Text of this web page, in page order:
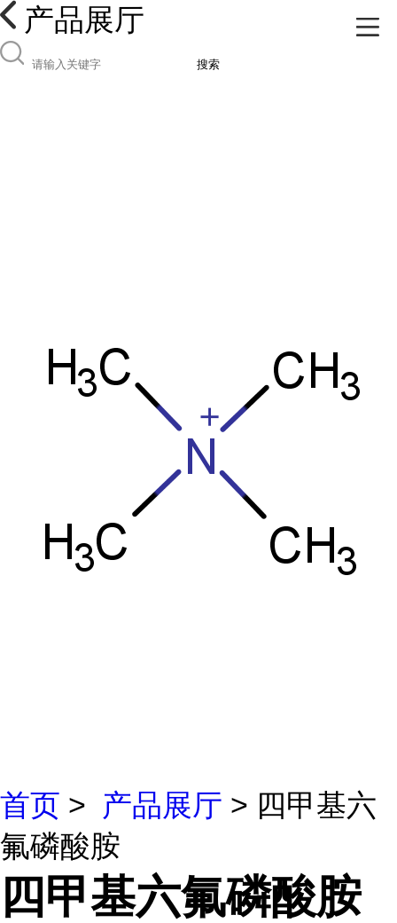
产品展厅
搜索
首页 > 产品展厅 > 四甲基六
氟磷酸胺
四甲基六氟磷酸胺